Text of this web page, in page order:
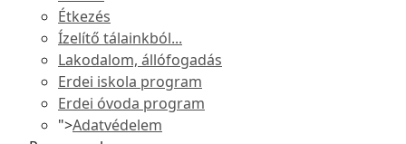
Étkezés
Ízelítő tálainkból...
Lakodalom, állófogadás
Erdei iskola program
Erdei óvoda program
">Adatvédelem